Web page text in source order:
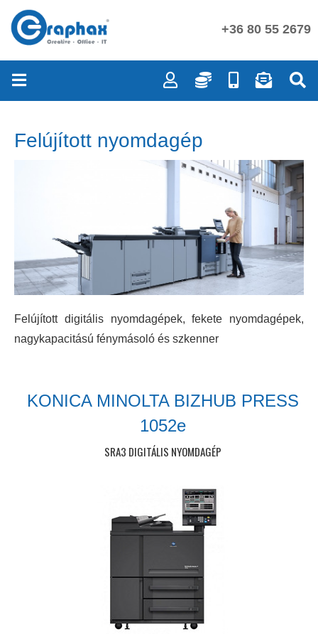
+36 80 55 2679
Felújított nyomdagép
Felújított digitális nyomdagépek, fekete nyomdagépek,
nagykapacitású fénymásoló és szkenner
KONICA MINOLTA BIZHUB PRESS
1052e
SRA3 DIGITÁLIS NYOMDAGÉP